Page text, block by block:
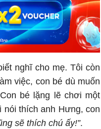
nghĩ cho mẹ. Tôi còn
việc, con bé dù muốn
bé lặng lẽ chơi một
nói thích anh Hưng, con
sẽ thích chú ấy!”.